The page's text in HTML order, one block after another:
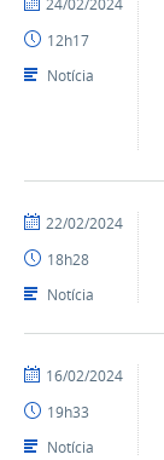
CTDR
24/02/2024
12h17
Notícia
por
CTDR
publicado
22/02/2024
18h28
Notícia
por
CTDR
publicado
16/02/2024
19h33
Notícia